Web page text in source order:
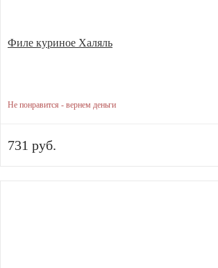
Филе куриное Халяль
Не понравится - вернем деньги
731 руб.